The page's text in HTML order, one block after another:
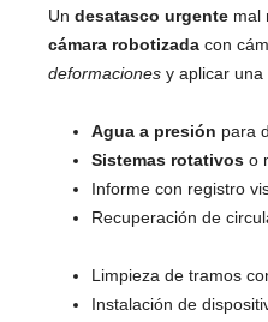
Un desatasco urgente mal
cámara robotizada con
deformaciones y aplicar una
Agua a presión para
Sistemas rotativos o
Informe con registro
Recuperación de
Limpieza de tramos
Instalación de